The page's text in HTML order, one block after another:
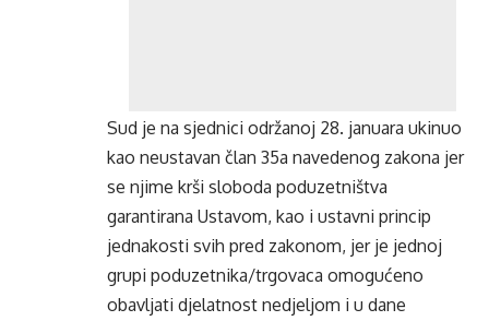
Sud je na sjednici održanoj 28. januara ukinuo
kao neustavan član 35a navedenog zakona jer
se njime krši sloboda poduzetništva
garantirana Ustavom, kao i ustavni princip
jednakosti svih pred zakonom, jer je jednoj
grupi poduzetnika/trgovaca omogućeno
obavljati djelatnost nedjeljom i u dane